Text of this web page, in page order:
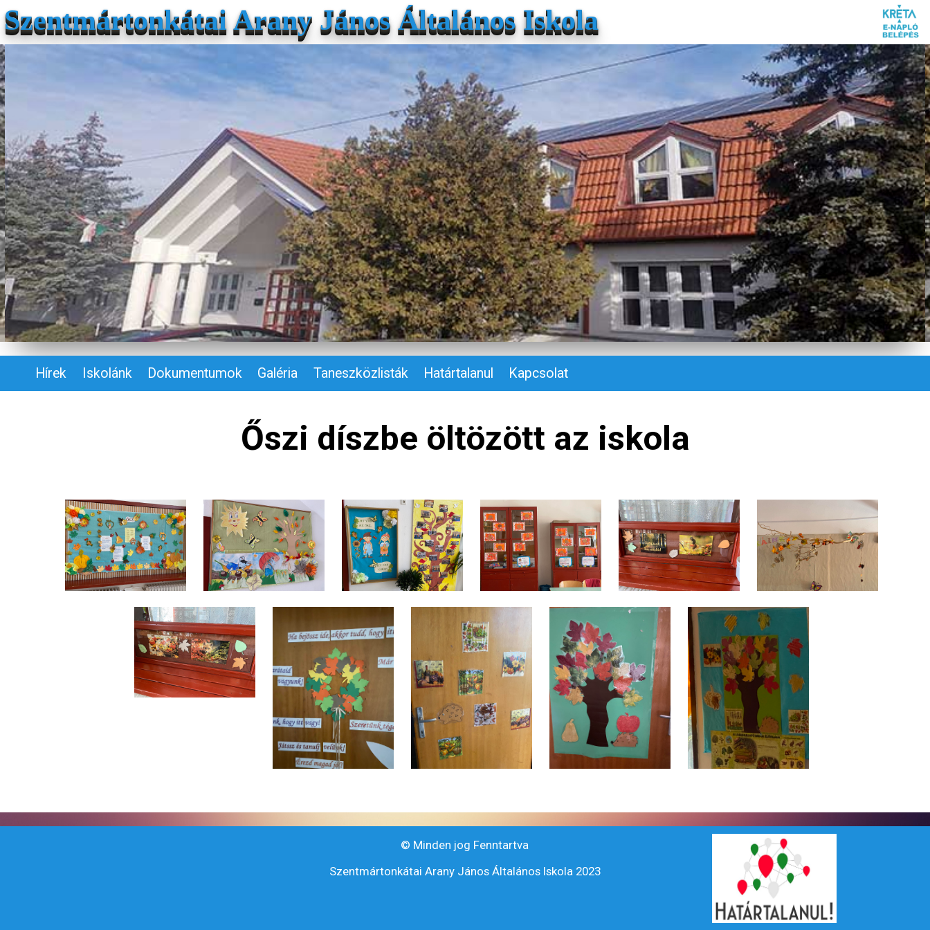
Szentmártonkátai Arany János Általános Iskola
Hírek Iskolánk Dokumentumok Galéria Taneszközlisták Határtalanul Kapcsolat
Őszi díszbe öltözött az iskola
© Minden jog Fenntartva
Szentmártonkátai Arany János Általános Iskola 2023